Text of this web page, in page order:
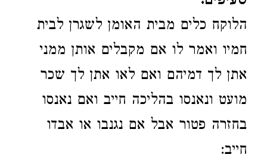
הלוקח כלים מבית האומן לשגרן לבית
חמיו ואמר לו אם מקבלים אותן ממני
אתן לך דמיהם ואם לאו אתן לך שכר
מועט ונאנסו בהליכה חייב ואם נאנסו
בחזרה פטור אבל אם נגנבו או אבדו
חייב: